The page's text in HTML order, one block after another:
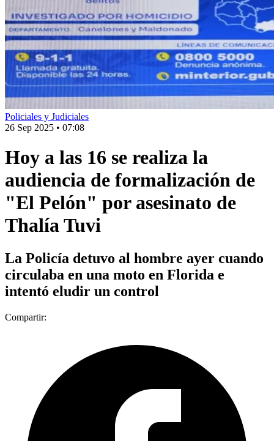
Policiales y Judiciales
26 Sep 2025 • 07:08
Hoy a las 16 se realiza la
audiencia de formalización de
"El Pelón" por asesinato de
Thalía Tuvi
La Policía detuvo al hombre ayer cuando
circulaba en una moto en Florida e
intentó eludir un control
Compartir: